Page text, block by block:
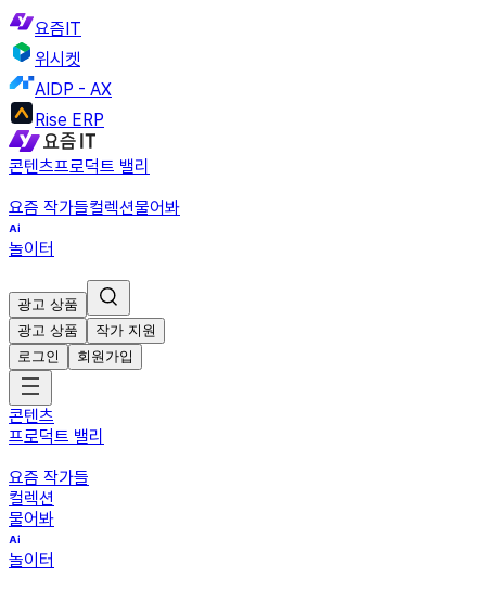
요즘IT
위시켓
AIDP - AX
Rise ERP
콘텐츠프로덕트 밸리
요즘 작가들컬렉션물어봐
놀이터
광고 상품
광고 상품
작가 지원
로그인
회원가입
콘텐츠
프로덕트 밸리
요즘 작가들
컬렉션
물어봐
놀이터